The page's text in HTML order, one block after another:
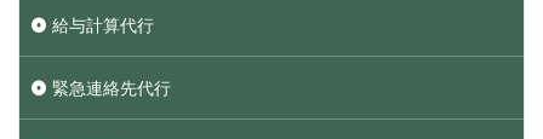
給与計算代行
緊急連絡先代行